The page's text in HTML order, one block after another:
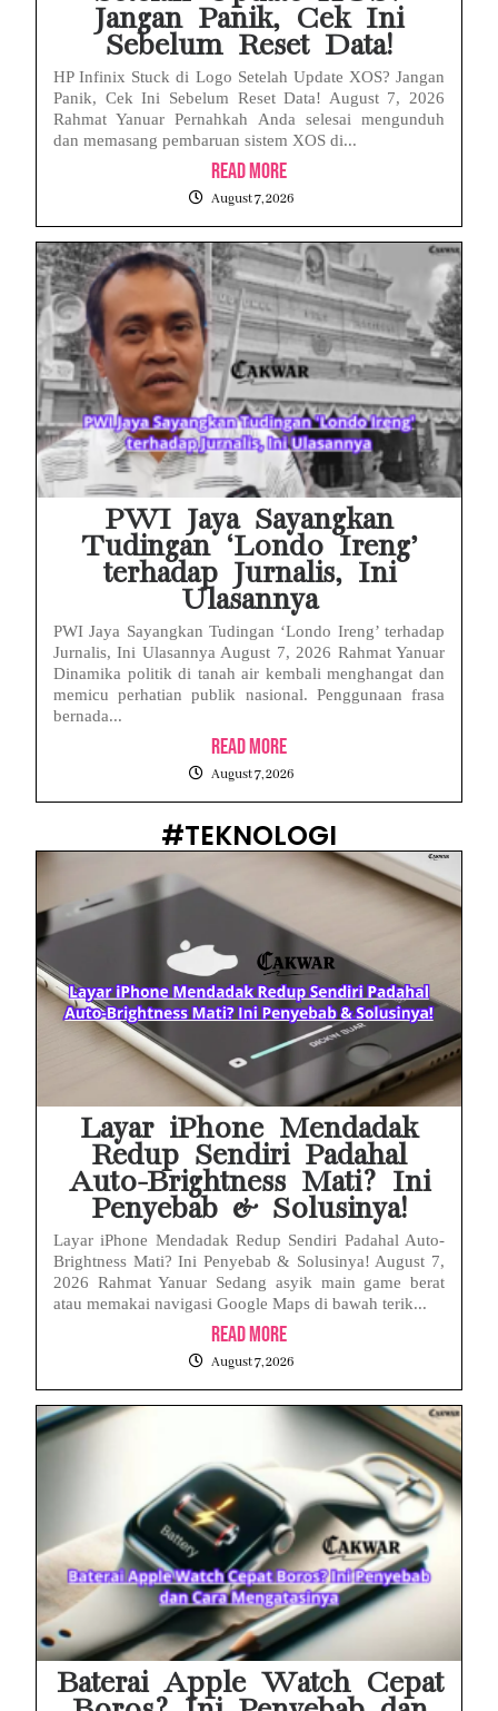
Jangan Panik, Cek Ini
Sebelum Reset Data!
HP Infinix Stuck di Logo Setelah Update XOS? Jangan
Panik, Cek Ini Sebelum Reset Data! August 7, 2026
Rahmat Yanuar Pernahkah Anda selesai mengunduh
dan memasang pembaruan sistem XOS di...
Read More
August 7, 2026
PWI Jaya Sayangkan
Tudingan ‘Londo Ireng’
terhadap Jurnalis, Ini
Ulasannya
PWI Jaya Sayangkan Tudingan ‘Londo Ireng’ terhadap
Jurnalis, Ini Ulasannya August 7, 2026 Rahmat Yanuar
Dinamika politik di tanah air kembali menghangat dan
memicu perhatian publik nasional. Penggunaan frasa
bernada...
Read More
August 7, 2026
#TEKNOLOGI
Layar iPhone Mendadak
Redup Sendiri Padahal
Auto-Brightness Mati? Ini
Penyebab & Solusinya!
Layar iPhone Mendadak Redup Sendiri Padahal Auto-
Brightness Mati? Ini Penyebab & Solusinya! August 7,
2026 Rahmat Yanuar Sedang asyik main game berat
atau memakai navigasi Google Maps di bawah terik...
Read More
August 7, 2026
Baterai Apple Watch Cepat